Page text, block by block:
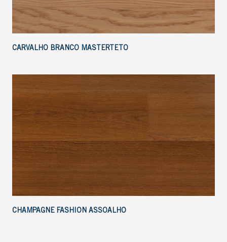
CARVALHO BRANCO MASTERTETO
CHAMPAGNE FASHION ASSOALHO